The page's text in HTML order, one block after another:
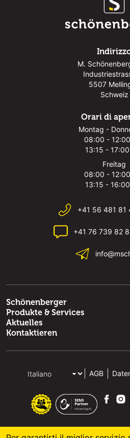
M.
5507
Schweiz
Orari di
Montag -
08:00 -
13:15 -
Freitag
08:00 -
13:15 -
+41 56 481 81
+41 76 739 82
Schönenberger
Produkte & Services
Aktuelles
Kontaktieren
AGB